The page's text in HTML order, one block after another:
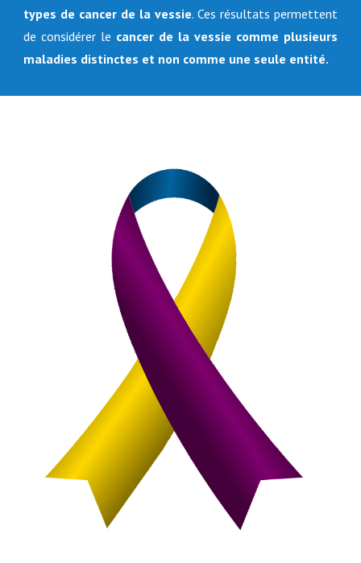
types de cancer de la vessie. Ces résultats permettent
de considérer le cancer de la vessie comme plusieurs
maladies distinctes et non comme une seule entité.